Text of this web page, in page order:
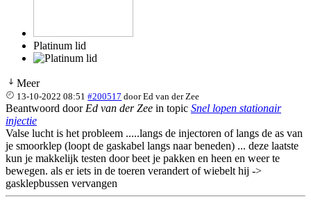
Platinum lid
Meer
13-10-2022 08:51 #200517 doorEd van der Zee
Beantwoord door Ed van der Zee in topic Snel lopen stationair
injectie
Valse lucht is het probleem .....langs de injectoren of langs de as van
je smoorklep (loopt de gaskabel langs naar beneden) ... deze laatste
kun je makkelijk testen door beet je pakken en heen en weer te
bewegen. als er iets in de toeren verandert of wiebelt hij ->
gasklepbussen vervangen